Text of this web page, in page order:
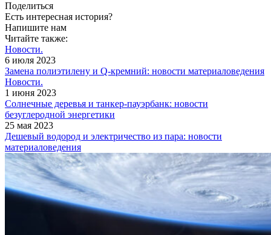
Поделиться
Есть интересная история?
Напишите нам
Читайте также:
Новости.
6 июля 2023
Замена полиэтилену и Q-кремний: новости материаловедения
Новости.
1 июня 2023
Солнечные деревья и танкер-пауэрбанк: новости
безуглеродной энергетики
25 мая 2023
Дешевый водород и электричество из пара: новости
материаловедения